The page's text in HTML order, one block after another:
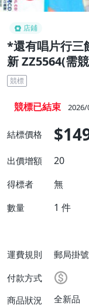
店鋪
*還有唱片行三
新 ZZ5564(需
競標
競標已結束 2026/
結標價格
出價增額 20
得標者 無
數量 1 件
運費規則
郵局掛
滿
付款方式
商品狀況
全新品